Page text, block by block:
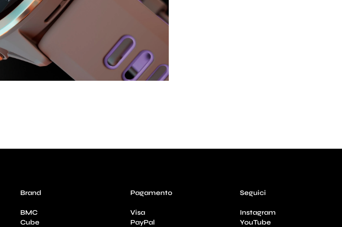
Brand
BMC
Cube
Pagamento
Visa
PayPal
Seguici
Instagram
YouTube